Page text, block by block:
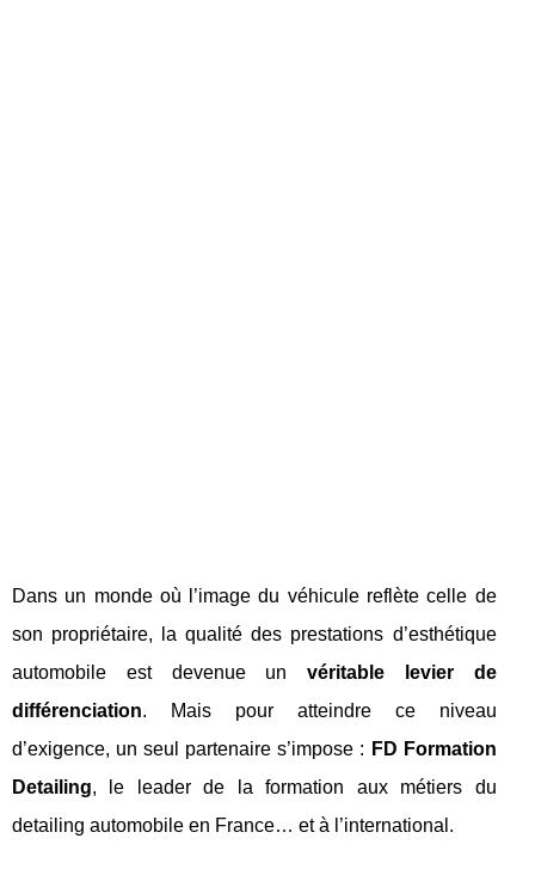
Dans un monde où l’image du véhicule reflète celle de
son propriétaire, la qualité des prestations d’esthétique
automobile est devenue unvéritable levier de
différenciation. Mais pour atteindre ce niveau
d’exigence, un seul partenaire s’impose : FD Formation
Detailing, le leader de la formation aux métiers du
detailing automobile en France… et à l’international.